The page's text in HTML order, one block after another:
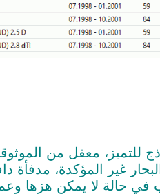
للتميز، معقل من
غير المؤكدة، مدفأة
حالة لا يمكن هزها